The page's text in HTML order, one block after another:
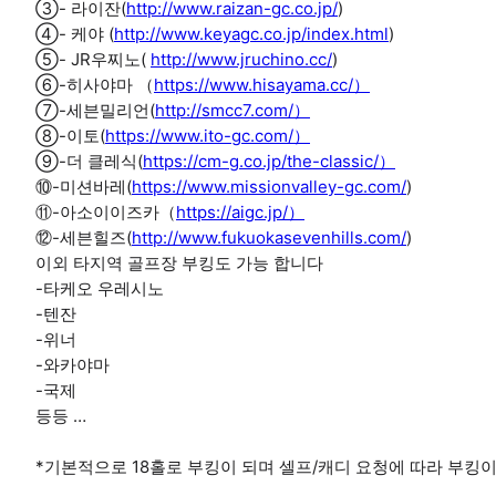
③- 라이잔(http://www.raizan-gc.co.jp/)
④- 케야 (http://www.keyagc.co.jp/index.html)
⑤- JR우찌노( http://www.jruchino.cc/)
⑥-히사야마 （https://www.hisayama.cc/）
⑦-세븐밀리언(http://smcc7.com/）
⑧-이토(https://www.ito-gc.com/）
⑨-더 클레식(https://cm-g.co.jp/the-classic/）
⑩-미션바레(https://www.missionvalley-gc.com/)
⑪-아소이이즈카（https://aigc.jp/）
⑫-세븐힐즈(http://www.fukuokasevenhills.com/)
이외 타지역 골프장 부킹도 가능 합니다
-타케오 우레시노
-텐잔
-위너
-와카야마
-국제
등등 …
*기본적으로 18홀로 부킹이 되며 셀프/캐디 요청에 따라 부킹